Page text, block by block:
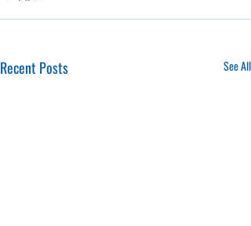
Recent Posts See All